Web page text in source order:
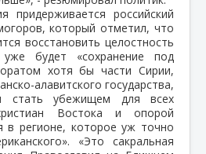
придерживается российский
который отметил, что
восстановить целостность
будет «сохранение под
хотя бы части Сирии,
алавитского государства,
стать убежищем для всех
Востока и опорой
в регионе, которое уж точно
«Это сакральная